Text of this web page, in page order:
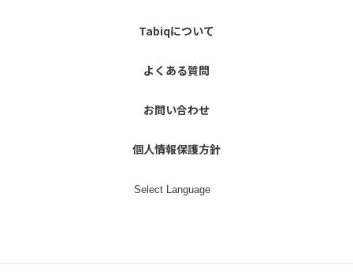
Tabiqについて
よくある質問
お問い合わせ
個人情報保護方針